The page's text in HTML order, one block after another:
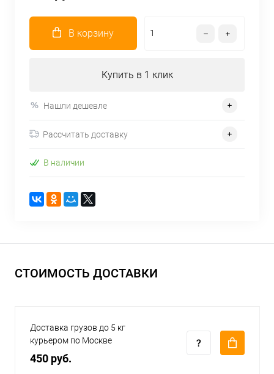
В корзину
Купить в 1 клик
Нашли дешевле
Рассчитать доставку
В наличии
СТОИМОСТЬ ДОСТАВКИ
Доставка грузов до 5 кг
курьером по Москве
450 руб.